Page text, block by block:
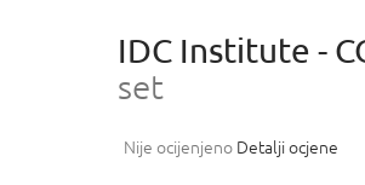
IDC Institute -
set
Prosječna
Nije ocijenjeno Detalji ocjene